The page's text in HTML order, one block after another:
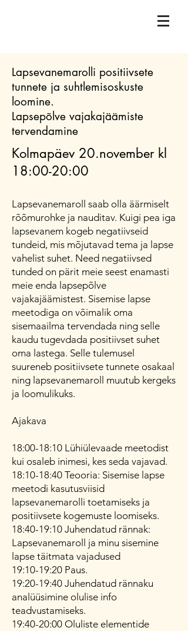
Lapsevanemarolli positiivsete
tunnete ja suhtlemisoskuste
loomine.
Lapsepõlve vajakajäämiste
tervendamine
Kolmapäev 20.november kl
18:00-20:00
​Lapsevanemaroll saab olla äärmiselt
rõõmurohke ja nauditav. Kuigi pea iga
lapsevanem kogeb negatiivseid
tundeid, mis mõjutavad tema ja lapse
vahelist suhet. Need negatiivsed
tunded on pärit meie seest enamasti
meie enda lapsepõlve
vajakajäämistest. Sisemise lapse
meetodiga on võimalik oma
sisemaailma tervendada ning selle
kaudu tugevdada positiivset suhet
oma lastega. Selle tulemusel
suureneb positiivsete tunnete osakaal
ning lapsevanemaroll muutub kergeks
ja loomulikuks. ​​
Ajakava
18:00-18:10 Lühiülevaade meetodist
kui osaleb inimesi, kes seda vajavad.
18:10-18:40 Teooria: Sisemise lapse
meetodi kasutusviisid
lapsevanemarolli toetamiseks ja
positiivsete kogemuste loomiseks.
18:40-19:10 Juhendatud rännak:
Lapsevanemaroll ja minu sisemine
lapse täitmata vajadused
19:10-19:20 Paus.
19:20-19:40 Juhendatud rännaku
analüüsimine olulise info
teadvustamiseks.
19:40-20:00 Oluliste elementide